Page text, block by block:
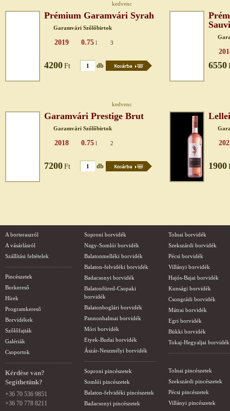
kedvenc
Prémium Garamvári Syrah
Garamvári Szőlőbirtok
2019 0.75 l 3
4200 Ft db 6550
kedvenc
Garamvári Prestige Brut
Garamvári Szőlőbirtok
2018 0.75 l 2
7200 Ft db 1900
A borteraszról
A vásárlásról
Szállítási feltételek
Pincészetek
Borkereső
Hírek
Programkereső
Borvidékek
Szőlőfajták
Galériák
Csoportok
Kérdése van?
Segíthetünk?
+36 70 536 9851
+36 70 778 8211
Soproni borvidék
Nagy-Somlói borvidék
Balatonmelléki borvidék
Balaton-felvidéki borvidék
Badacsonyi borvidék
Balatonfüred-Csopaki
borvidék
Balatonboglári borvidék
Pannonhalmai borvidék
Móri borvidék
Etyek-Budai borvidék
Ászár-Neszmélyi borvidék
Soproni pincészetek
Somlói pincészetek
Balaton-felvidéki pincészetek
Badacsonyi pincészetek
Tolnai borvidék
Szekszárdi borvidék
Pécsi borvidék
Villányi borvidék
Hajós-Bajai borvidék
Kunsági borvidék
Csongrádi borvidék
Mátrai borvidék
Egri borvidék
Bükki borvidék
Tokaj-Hegyaljai borvidék
Tolnai pincészetek
Szekszárdi pincészetek
Pécsi pincészetek
Villányi pincészetek